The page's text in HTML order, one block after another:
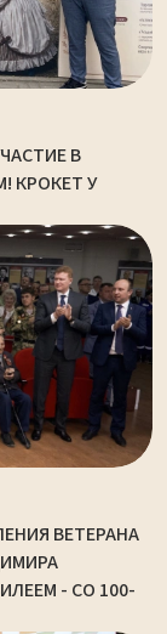
В
КРОКЕТ У
ВЕТЕРАНА
- СО 100-